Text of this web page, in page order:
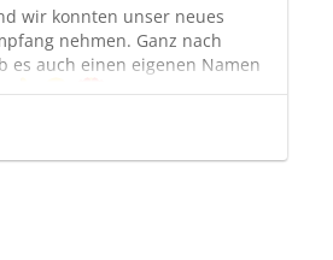
wir konnten unser neues
nehmen. Ganz nach
es auch einen eigenen Namen
:
146/